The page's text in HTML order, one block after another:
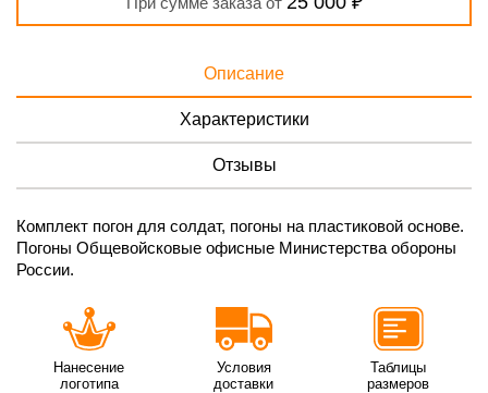
Описание
Характеристики
Отзывы
Комплект погон для солдат, погоны на пластиковой основе.
Погоны Общевойсковые офисные Министерства обороны
России.
Нанесение
логотипа
Условия
доставки
Таблицы
размеров